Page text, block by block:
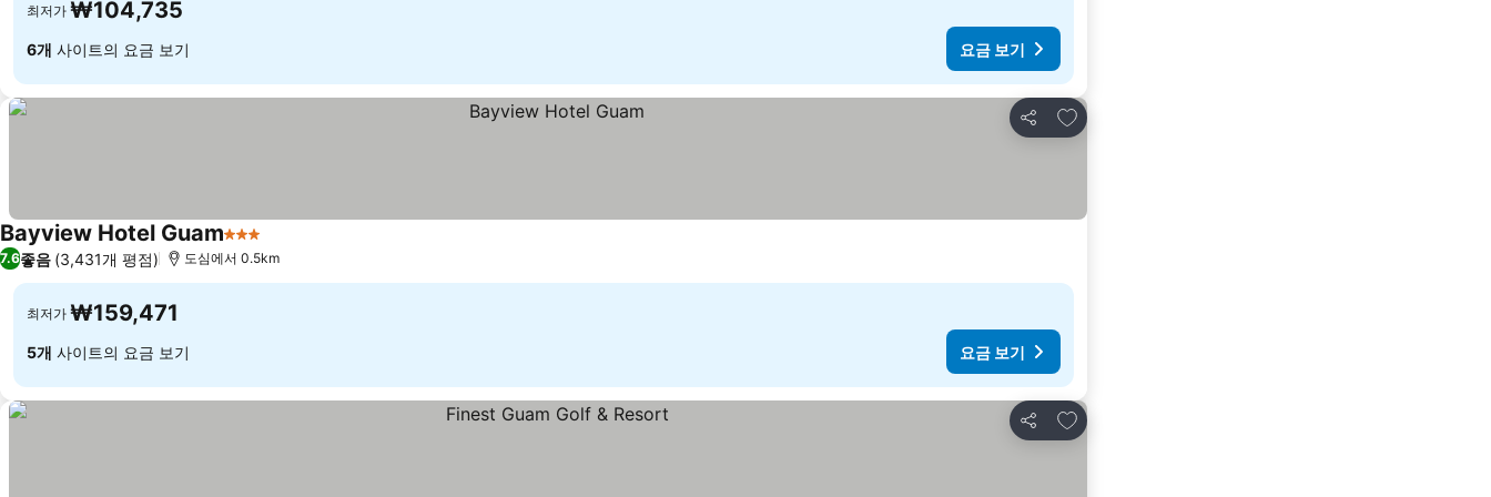
최저가 ₩104,735
6개 사이트의 요금 보기 요금 보기
공유
즐겨찾기에 추가
Bayview Hotel Guam3 성급
7.6좋음 (3,431개 평점) 도심에서 0.5km
최저가 ₩159,471
5개 사이트의 요금 보기 요금 보기
공유
즐겨찾기에 추가